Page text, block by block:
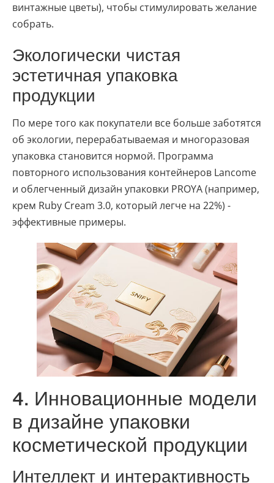
винтажные цветы), чтобы стимулировать желание
собрать.
Экологически чистая
эстетичная упаковка
продукции
По мере того как покупатели все больше заботятся
об экологии, перерабатываемая и многоразовая
упаковка становится нормой. Программа
повторного использования контейнеров Lancome
и облегченный дизайн упаковки PROYA (например,
крем Ruby Cream 3.0, который легче на 22%) -
эффективные примеры.
4. Инновационные модели
в дизайне упаковки
косметической продукции
Интеллект и интерактивность